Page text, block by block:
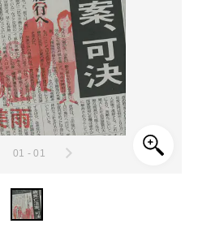
01 - 01